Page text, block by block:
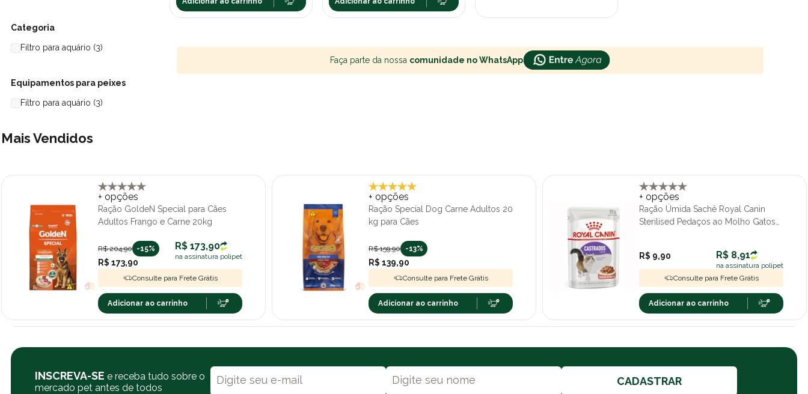
Categoria
Filtro para aquário (3)
Equipamentos para peixes
Filtro para aquário (3)
Faça parte da nossa comunidade no WhatsApp
Mais Vendidos
+ opções
Ração GoldeN Special para Cães
Adultos Frango e Carne 20kg
R$ 204,90 -15%
R$ 173,90
R$ 173,90
na assinatura polipet
Consulte para Frete Grátis
Adicionar ao carrinho
+ opções
Ração Special Dog Carne Adultos 20
kg para Cães
R$ 159,90 -13%
R$ 139,90
Consulte para Frete Grátis
Adicionar ao carrinho
+ opções
Ração Úmida Sachê Royal Canin
Sterilised Pedaços ao Molho Gatos
R$ 9,90 R$ 8,91
na assinatura polipet
Consulte para Frete Grátis
Adicionar ao carrinho
INSCREVA-SE e receba tudo sobre o
mercado pet antes de todos
CADASTRAR